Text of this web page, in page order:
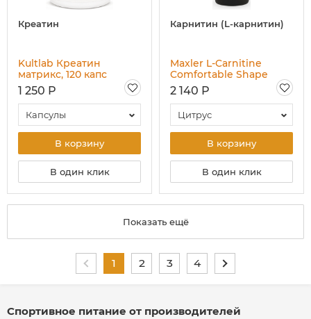
Креатин
Kultlab Креатин
матрикс, 120 капс
1 250 Р
Капсулы
В корзину
В один клик
Карнитин (L-карнитин)
Maxler L-Carnitine
Comfortable Shape
3000, 500 мл
2 140 Р
Цитрус
В корзину
В один клик
Показать ещё
1 2 3 4
Спортивное питание от производителей